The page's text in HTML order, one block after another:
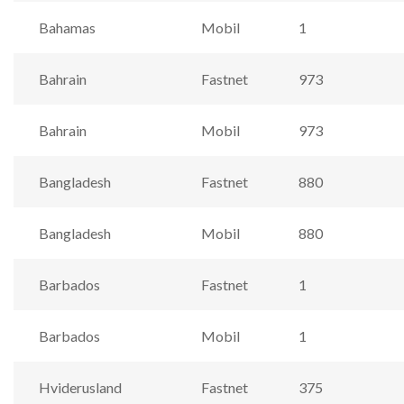
Bahamas Mobil 1
Bahrain Fastnet 973
Bahrain Mobil 973
Bangladesh Fastnet 880
Bangladesh Mobil 880
Barbados Fastnet 1
Barbados Mobil 1
Hviderusland Fastnet 375